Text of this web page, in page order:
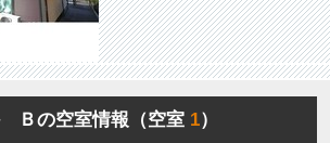
Ｂの空室情報（空室1）